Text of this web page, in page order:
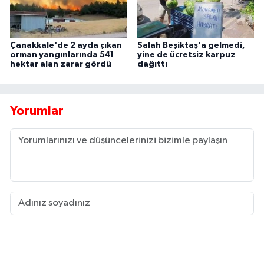
Çanakkale'de 2 ayda çıkan
orman yangınlarında 541
hektar alan zarar gördü
Salah Beşiktaş'a gelmedi,
yine de ücretsiz karpuz
dağıttı
Yorumlar